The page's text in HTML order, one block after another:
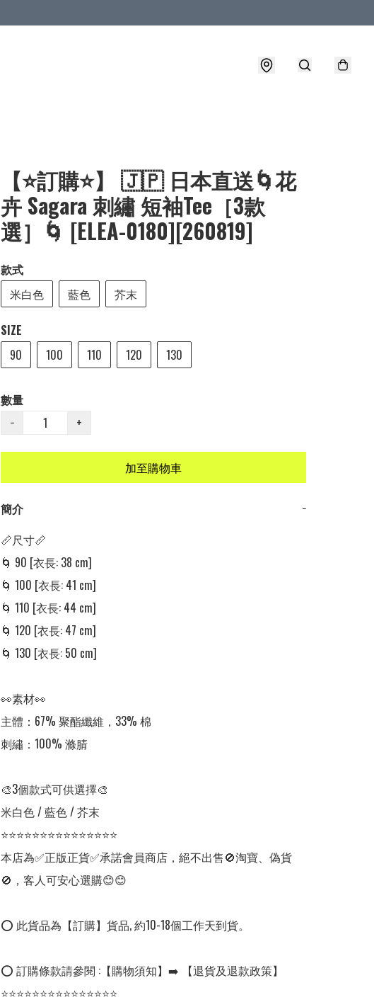
【⭐訂購⭐】 🇯🇵 日本直送🌀花
卉 Sagara 刺繡 短袖Tee［3款
選］🌀 [ELEA-0180][260819]
款式
米白色
藍色 芥末
SIZE
90
100 110 120 130
數量
−
+
加至購物車
簡介
−
📏尺寸📏
🌀 90 [衣長: 38 cm]
🌀 100 [衣長: 41 cm]
🌀 110 [衣長: 44 cm]
🌀 120 [衣長: 47 cm]
🌀 130 [衣長: 50 cm]
👀素材👀
主體：67% 聚酯纖維，33% 棉
刺繡：100% 滌腈
🎨3個款式可供選擇🎨
米白色 / 藍色 / 芥末
⭐⭐⭐⭐⭐⭐⭐⭐⭐⭐⭐⭐⭐⭐⭐
本店為✅正版正貨✅承諾會員商店，絕不出售🚫淘寶、偽貨
🚫，客人可安心選購😊😊
⭕ 此貨品為【訂購】貨品, 約10-18個工作天到貨。
⭕ 訂購條款請參閱 :【購物須知】➡️ 【退貨及退款政策】
⭐⭐⭐⭐⭐⭐⭐⭐⭐⭐⭐⭐⭐⭐⭐